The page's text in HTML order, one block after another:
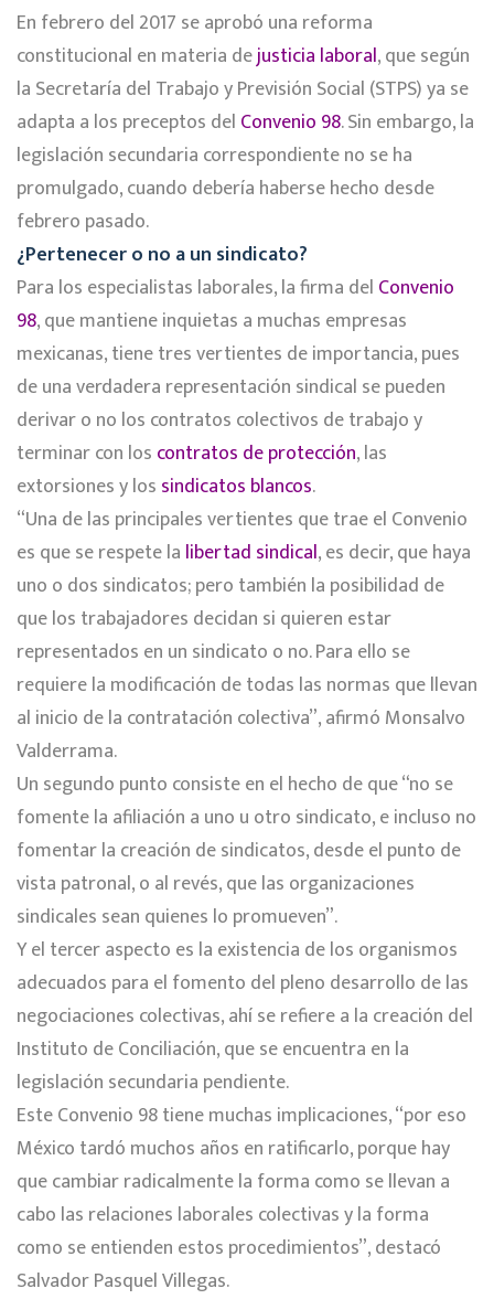
En febrero del 2017 se aprobó una reforma
constitucional en materia dejusticia laboral, que según
la Secretaría del Trabajo y Previsión Social (STPS) ya se
adapta a los preceptos del Convenio 98. Sin embargo, la
legislación secundaria correspondiente no se ha
promulgado, cuando debería haberse hecho desde
febrero pasado.
¿Pertenecer o no a un sindicato?
Para los especialistas laborales, la firma del Convenio
98, que mantiene inquietas a muchas empresas
mexicanas, tiene tres vertientes de importancia, pues
de una verdadera representación sindical se pueden
derivar o no los contratos colectivos de trabajo y
terminar con los contratos de protección, las
extorsiones y los sindicatos blancos.
“Una de las principales vertientes que trae el Convenio
es que se respete la libertad sindical, es decir, que haya
uno o dos sindicatos; pero también la posibilidad de
que los trabajadores decidan si quieren estar
representados en un sindicato o no. Para ello se
requiere la modificación de todas las normas que llevan
al inicio de la contratación colectiva”, afirmó Monsalvo
Valderrama.
Un segundo punto consiste en el hecho de que “no se
fomente la afiliación a uno u otro sindicato, e incluso no
fomentar la creación de sindicatos, desde el punto de
vista patronal, o al revés, que las organizaciones
sindicales sean quienes lo promueven”.
Y el tercer aspecto es la existencia de los organismos
adecuados para el fomento del pleno desarrollo de las
negociaciones colectivas, ahí se refiere a la creación del
Instituto de Conciliación, que se encuentra en la
legislación secundaria pendiente.
Este Convenio 98 tiene muchas implicaciones, “por eso
México tardó muchos años en ratificarlo, porque hay
que cambiar radicalmente la forma como se llevan a
cabo las relaciones laborales colectivas y la forma
como se entienden estos procedimientos”, destacó
Salvador Pasquel Villegas.